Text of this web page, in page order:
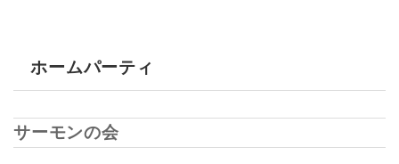
ホームパーティ
サーモンの会